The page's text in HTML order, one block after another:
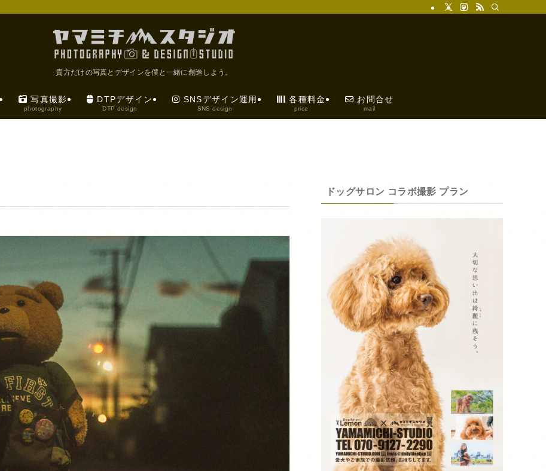
貴方だけの写真とデザインを僕と一緒に創造しよう。
写真撮影
photography
DTPデザイン
DTP design
SNSデザイン運用
SNS design
各種料金
price
お問合せ
mail
ドッグサロン コラボ撮影 プラン